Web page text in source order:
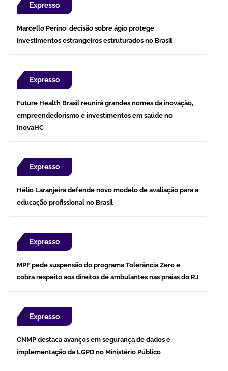
Expresso
Marcello Perino: decisão sobre ágio protege
investimentos estrangeiros estruturados no Brasil
Expresso
Future Health Brasil reunirá grandes nomes da inovação,
empreendedorismo e investimentos em saúde no
InovaHC
Expresso
Hélio Laranjeira defende novo modelo de avaliação para a
educação profissional no Brasil
Expresso
MPF pede suspensão do programa Tolerância Zero e
cobra respeito aos direitos de ambulantes nas praias do RJ
Expresso
CNMP destaca avanços em segurança de dados e
implementação da LGPD no Ministério Público